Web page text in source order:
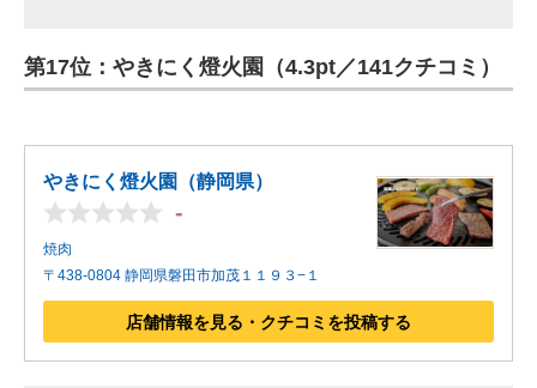
第17位：やきにく燈火園（4.3pt／141クチコミ）
やきにく燈火園（静岡県）
-
焼肉
〒438-0804 静岡県磐田市加茂１１９３−１
店舗情報を見る・クチコミを投稿する